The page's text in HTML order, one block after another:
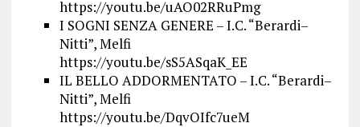
https://youtu.be/uAO02RRuPmg
I SOGNI SENZA GENERE – I.C. “Berardi–
Nitti”, Melfi
https://youtu.be/sS5ASqaK_EE
IL BELLO ADDORMENTATO – I.C. “Berardi–
Nitti”, Melfi
https://youtu.be/DqvOIfc7ueM